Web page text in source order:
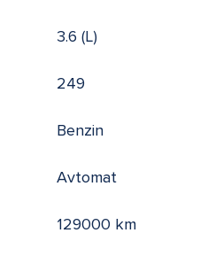
3.6 (L)
249
Benzin
Avtomat
129000 km